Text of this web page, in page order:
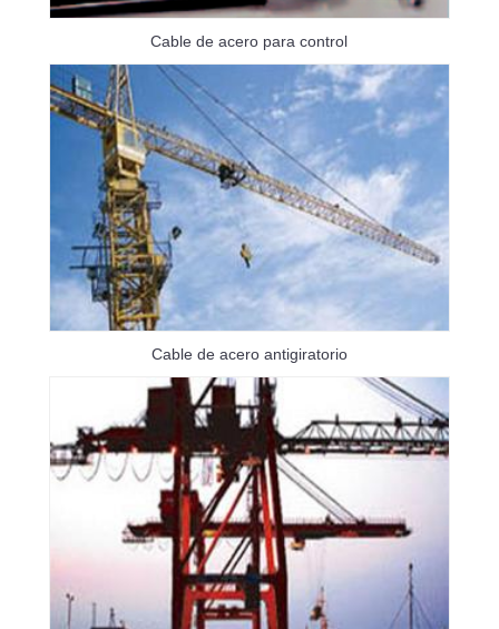
Cable de acero para control
Cable de acero antigiratorio